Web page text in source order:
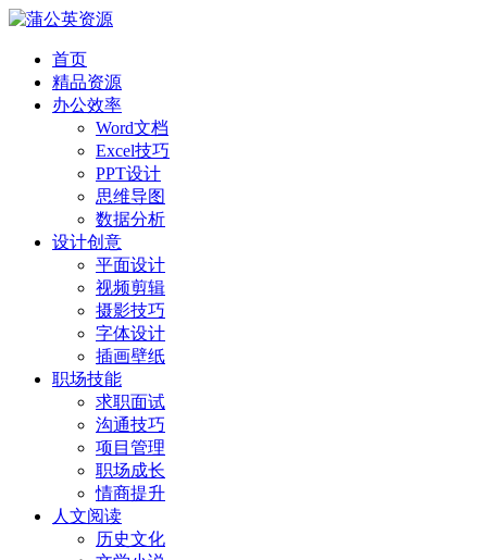
首页
精品资源
办公效率
Word文档
Excel技巧
PPT设计
思维导图
数据分析
设计创意
平面设计
视频剪辑
摄影技巧
字体设计
插画壁纸
职场技能
求职面试
沟通技巧
项目管理
职场成长
情商提升
人文阅读
历史文化